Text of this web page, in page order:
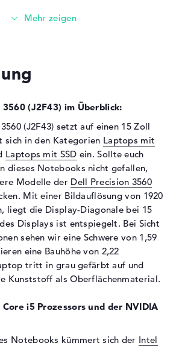
Frei
512 GB SSD
PCIe
ohne Laufwerk
15,6" TFT
1920 x 1080
Full-HD
Display, entspiegelt, LED-
Hintergrundbeleuchtung,
WVA
microSDXC
3560 (J2F43) im Überblick:
(J2F43) setzt auf einen 15 Zoll
sich in den Kategorien Laptops mit
Laptops mit SSD ein. Sollte euch
dieses Notebooks nicht gefallen,
Modelle der Dell Precision 3560
Mit einer Bildauflösung von 1920
liegt die Display-Diagonale bei 15
Displays ist entspiegelt. Bei Sicht
sehen wir eine Schwere von 1,59
eine Bauhöhe von 2,22
tritt in grau gefärbt auf und
Kunststoff als Oberflächenmaterial.
i5 Prozessors und der NVIDIA
Notebooks kümmert sich der Intel